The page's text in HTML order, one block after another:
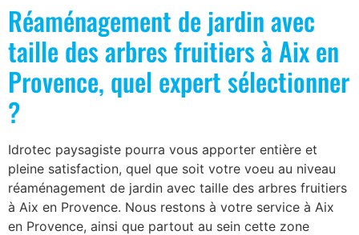
Réaménagement de jardin avec
taille des arbres fruitiers à Aix en
Provence, quel expert sélectionner
?
Idrotec paysagiste pourra vous apporter entière et
pleine satisfaction, quel que soit votre voeu au niveau
réaménagement de jardin avec taille des arbres fruitiers
à Aix en Provence. Nous restons à votre service à Aix
en Provence, ainsi que partout au sein cette zone